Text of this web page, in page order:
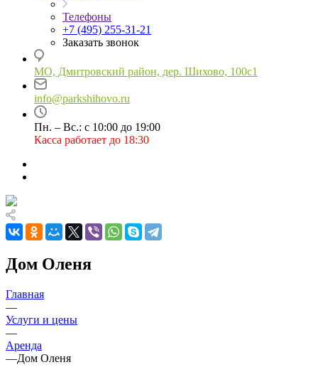
Телефоны
+7 (495) 255-31-21
Заказать звонок
МО, Дмитровский район, дер. Шихово, 100с1
info@parkshihovo.ru
Пн. – Вс.: с 10:00 до 19:00
Касса работает до 18:30
Дом Оленя
Главная
—
Услуги и цены
—
Аренда
—Дом Оленя